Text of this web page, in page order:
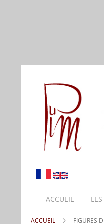
ACCUEIL
ACCUEIL FIGURES